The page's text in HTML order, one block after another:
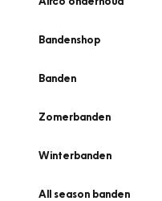
Bandenshop
Banden
Zomerbanden
Winterbanden
All season banden